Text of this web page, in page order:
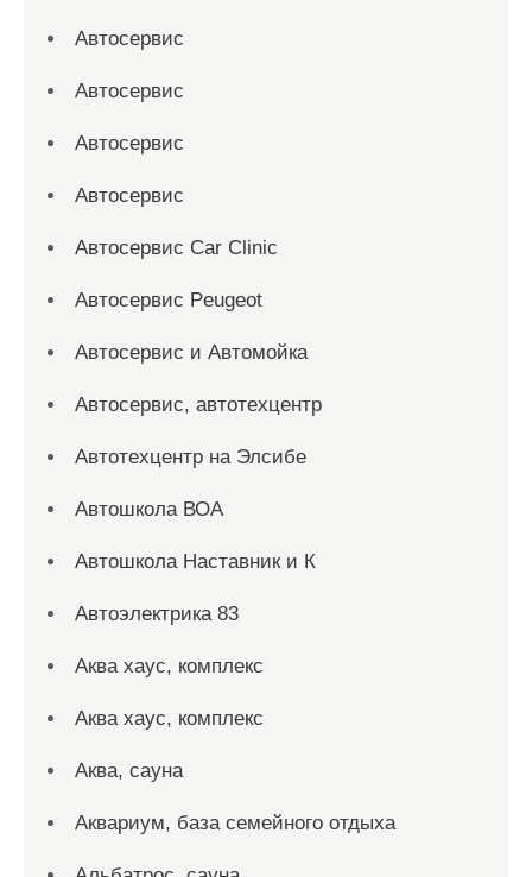
Автосервис
Автосервис
Автосервис
Автосервис
Автосервис Car Clinic
Автосервис Peugeot
Автосервис и Автомойка
Автосервис, автотехцентр
Автотехцентр на Элсибе
Автошкола ВОА
Автошкола Наставник и К
Автоэлектрика 83
Аква хаус, комплекс
Аква хаус, комплекс
Аква, сауна
Аквариум, база семейного отдыха